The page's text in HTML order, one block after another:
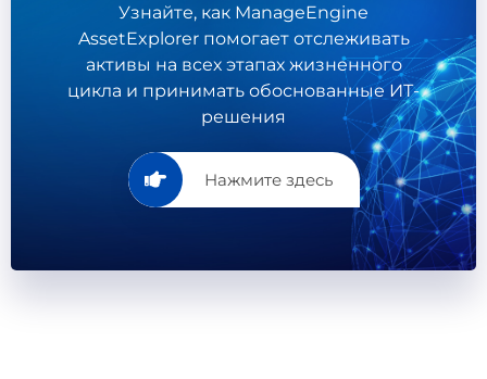
Узнайте, как ManageEngine
AssetExplorer помогает отслеживать
активы на всех этапах жизненного
цикла и принимать обоснованные ИТ-
решения
Нажмите здесь